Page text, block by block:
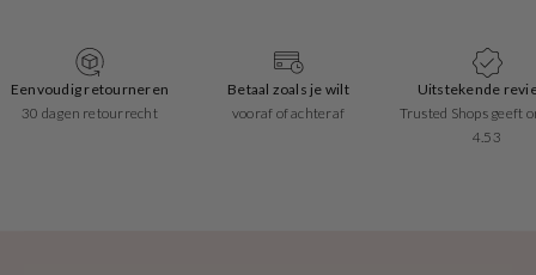
Eenvoudig retourneren
30 dagen retourrecht
Betaal zoals je wilt
vooraf of achteraf
Uitstekende
Trusted Shops geeft
4.53